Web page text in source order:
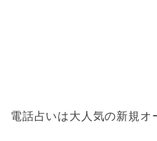
電話占いは大人気の新規オ